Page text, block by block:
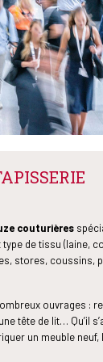
couturières
de tissu (laine,
stores, coussins,
ouvrages :
tête de lit… Qu’il
un meuble